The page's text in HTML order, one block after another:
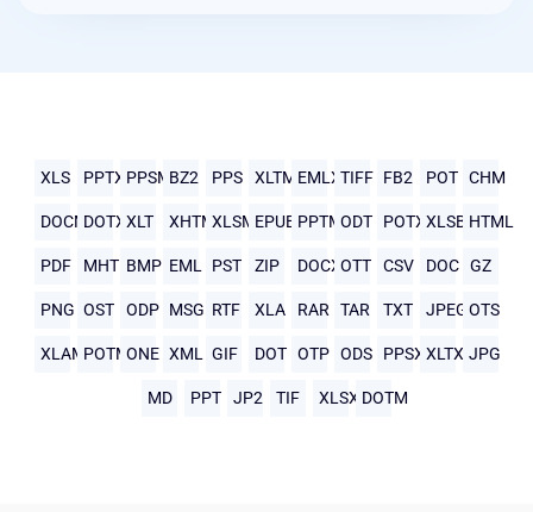
XLS PPTX PPSMBZ2 PPS XLTM EMLXTIFF FB2 POT CHM
DOCMDOTXXLT XHTMLXLSMEPUB PPTMODT POTX XLSB HTML
PDF MHTMLBMP EML PST ZIP DOCXOTT CSV DOC GZ
PNG OST ODP MSG RTF XLA RAR TAR TXT JPEG OTS
XLAMPOTMONE XML GIF DOT OTP ODS PPSX XLTX JPG
MD PPT JP2 TIF XLSX DOTM